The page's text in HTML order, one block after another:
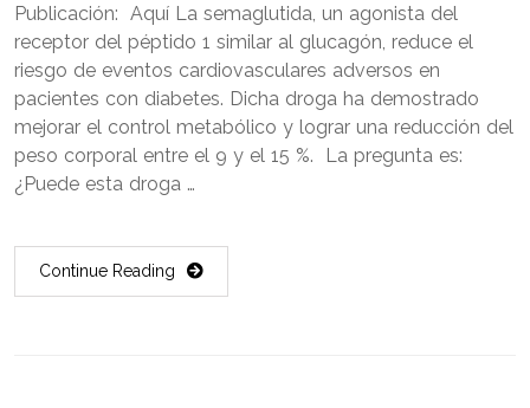
Publicación: Aquí La semaglutida, un agonista del
receptor del péptido 1 similar al glucagón, reduce el
riesgo de eventos cardiovasculares adversos en
pacientes con diabetes. Dicha droga ha demostrado
mejorar el control metabólico y lograr una reducción del
peso corporal entre el 9 y el 15 %. La pregunta es:
¿Puede esta droga …
Continue Reading